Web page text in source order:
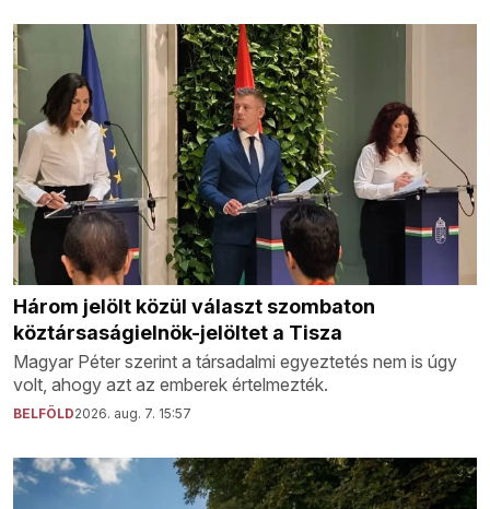
Három jelölt közül választ szombaton
köztársaságielnök-jelöltet a Tisza
Magyar Péter szerint a társadalmi egyeztetés nem is úgy
volt, ahogy azt az emberek értelmezték.
BELFÖLD2026. aug. 7. 15:57